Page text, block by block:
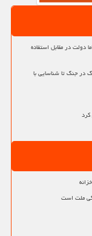
دولت در مقابل استفاده
در جنگ تا شناسایی با
ملت است